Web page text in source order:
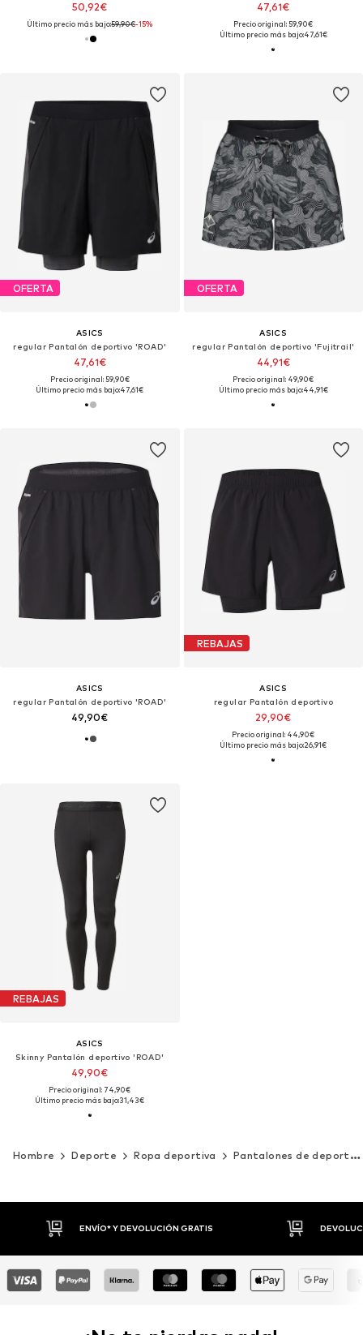
50,92€
Último precio más bajo:59,90€-15%
47,61€
Precio original: 59,90€
Último precio más bajo:47,61€
OFERTA
ASICS
regular Pantalón deportivo 'ROAD'
47,61€
Precio original: 59,90€
Último precio más bajo:47,61€
OFERTA
ASICS
regular Pantalón deportivo 'Fujitrail'
44,91€
Precio original: 49,90€
Último precio más bajo:44,91€
ASICS
regular Pantalón deportivo 'ROAD'
49,90€
REBAJAS
ASICS
regular Pantalón deportivo
29,90€
Precio original: 44,90€
Último precio más bajo:26,91€
REBAJAS
ASICS
Skinny Pantalón deportivo 'ROAD'
49,90€
Precio original: 74,90€
Último precio más bajo:31,43€
Hombre Deporte Ropa deportiva Pantalones de deporte
DEVOLUCIONES HASTA 30 DÍAS